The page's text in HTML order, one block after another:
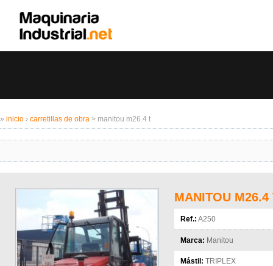
» inicio › carretillas de obra > manitou m26.4 t
MANITOU M26.4
Ref.: A250
Marca: Manitou
Mástil: TRIPLEX